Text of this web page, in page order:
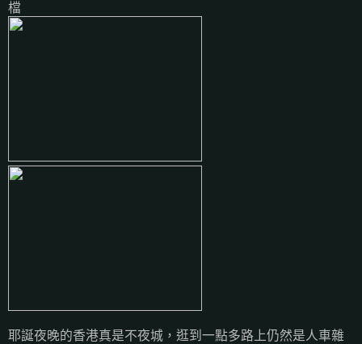
檔
耶誕夜晚的香港真是不夜城，逛到一點多路上仍然是人車雜